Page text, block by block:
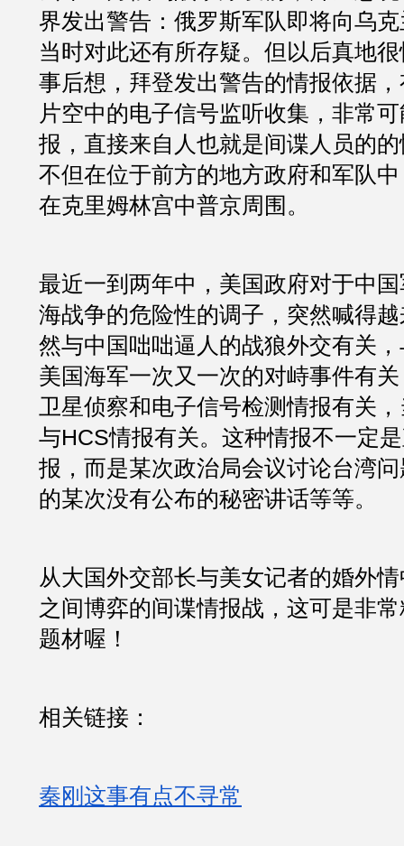
界发出警告：俄罗斯军队即将向乌
当时对此还有所存疑。但以后真地
事后想，拜登发出警告的情报依据
片空中的电子信号监听收集，非常
报，直接来自人也就是间谍人员的
不但在位于前方的地方政府和军队
在克里姆林宫中普京周围。
最近一到两年中，美国政府对于中
海战争的危险性的调子，突然喊得
然与中国咄咄逼人的战狼外交有关
美国海军一次又一次的对峙事件有
卫星侦察和电子信号检测情报有关
与HCS情报有关。这种情报不一定
报，而是某次政治局会议讨论台湾
的某次没有公布的秘密讲话等等。
从大国外交部长与美女记者的婚外
之间博弈的间谍情报战，这可是非
题材喔！
相关链接：
秦刚这事有点不寻常